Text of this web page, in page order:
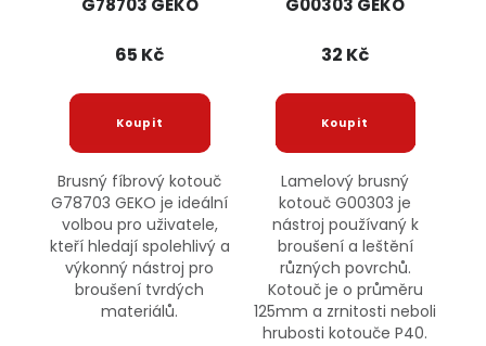
G78703 GEKO
65 Kč
Brusný fíbrový kotouč
G78703 GEKO je ideální
volbou pro uživatele,
kteří hledají spolehlivý a
výkonný nástroj pro
broušení tvrdých
materiálů.
G00303 GEKO
32 Kč
Lamelový brusný
kotouč G00303 je
nástroj používaný k
broušení a leštění
různých povrchů.
Kotouč je o průměru
125mm a zrnitosti neboli
hrubosti kotouče P40.